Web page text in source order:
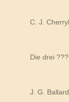
C. J.
Die drei
J. G.